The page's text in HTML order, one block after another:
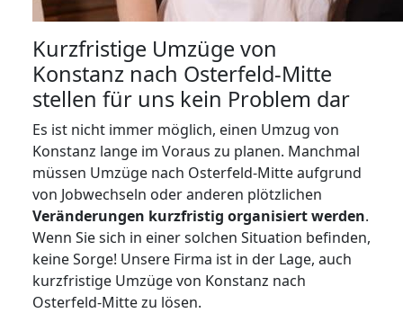
Kurzfristige Umzüge von
Konstanz nach Osterfeld-Mitte
stellen für uns kein Problem dar
Es ist nicht immer möglich, einen Umzug von
Konstanz lange im Voraus zu planen. Manchmal
müssen Umzüge nach Osterfeld-Mitte aufgrund
von Jobwechseln oder anderen plötzlichen
Veränderungen kurzfristig organisiert werden.
Wenn Sie sich in einer solchen Situation befinden,
keine Sorge! Unsere Firma ist in der Lage, auch
kurzfristige Umzüge von Konstanz nach
Osterfeld-Mitte zu lösen.